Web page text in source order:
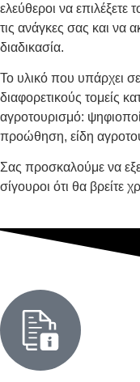
ελεύθεροι να επιλέξετε
τις ανάγκες σας και να
διαδικασία.
Το υλικό που υπάρχει
διαφορετικούς τομείς
αγροτουρισμό:
προώθηση, είδη
Σας προσκαλούμε να
σίγουροι ότι θα βρείτε